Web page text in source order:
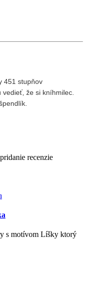
451 stupňov
že si kníhmilec.
recenzie
s motívom Líšky ktorý